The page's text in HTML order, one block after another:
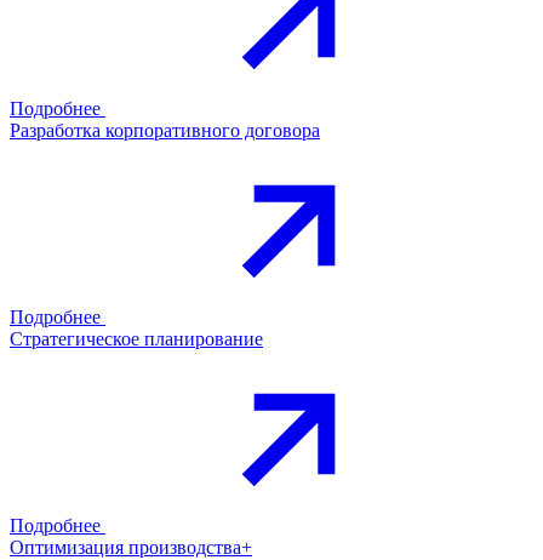
Подробнее
Разработка корпоративного договора
Подробнее
Стратегическое планирование
Подробнее
Оптимизация производства+